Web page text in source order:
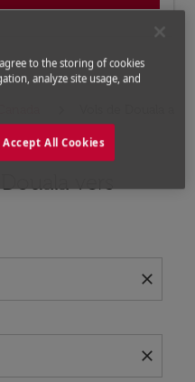
vers
close
close
agree to the storing of cookies
analyze site usage, and
Accept All Cookies